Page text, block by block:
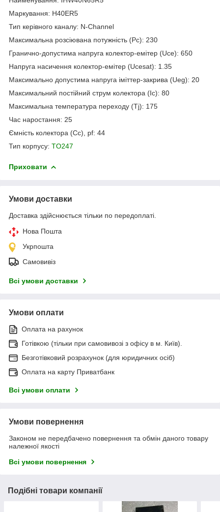
Маркування: H40ER5
Тип керівного каналу: N-Channel
Максимальна розсіювана потужність (Pc): 230
Гранично-допустима напруга колектор-емітер (Uce): 650
Напруга насичення колектор-емітер (Ucesat): 1.35
Максимально допустима напруга іміттер-закрива (Ueg): 20
Максимальний постійний струм колектора (Ic): 80
Максимальна температура переходу (Tj): 175
Час наростання: 25
Ємність колектора (Cc), pf: 44
Тип корпусу: TO247
Приховати
Умови доставки
Доставка здійснюється тільки по передоплаті.
Нова Пошта
Укрпошта
Самовивіз
Всі умови доставки
Умови оплати
Оплата на рахунок
Готівкою (тільки при самовивозі з офісу в м. Київ).
Безготівковий розрахунок (для юридичних осіб)
Оплата на карту Приватбанк
Всі умови оплати
Умови повернення
Законом не передбачено повернення та обмін даного товару
належної якості
Всі умови повернення
Подібні товари компанії